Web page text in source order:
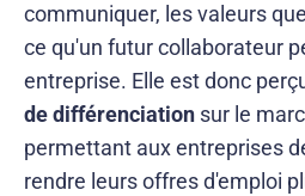
communiquer, les valeurs
ce qu'un futur collaborateur
entreprise. Elle est donc
de différenciation sur le
permettant aux entreprises
rendre leurs offres d'emploi